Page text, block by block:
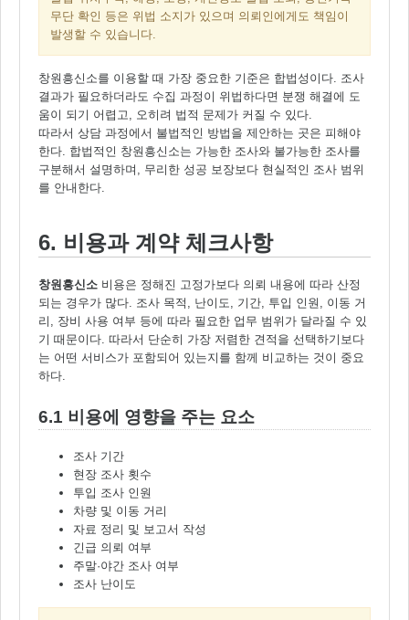
무단 확인 등은 위법 소지가 있으며 의뢰인에게도 책임이
발생할 수 있습니다.
창원흥신소를 이용할 때 가장 중요한 기준은 합법성이다. 조사
결과가 필요하더라도 수집 과정이 위법하다면 분쟁 해결에 도
움이 되기 어렵고, 오히려 법적 문제가 커질 수 있다.
따라서 상담 과정에서 불법적인 방법을 제안하는 곳은 피해야
한다. 합법적인 창원흥신소는 가능한 조사와 불가능한 조사를
구분해서 설명하며, 무리한 성공 보장보다 현실적인 조사 범위
를 안내한다.
6. 비용과 계약 체크사항
창원흥신소 비용은 정해진 고정가보다 의뢰 내용에 따라 산정
되는 경우가 많다. 조사 목적, 난이도, 기간, 투입 인원, 이동 거
리, 장비 사용 여부 등에 따라 필요한 업무 범위가 달라질 수 있
기 때문이다. 따라서 단순히 가장 저렴한 견적을 선택하기보다
는 어떤 서비스가 포함되어 있는지를 함께 비교하는 것이 중요
하다.
6.1 비용에 영향을 주는 요소
조사 기간
현장 조사 횟수
투입 조사 인원
차량 및 이동 거리
자료 정리 및 보고서 작성
긴급 의뢰 여부
주말·야간 조사 여부
조사 난이도